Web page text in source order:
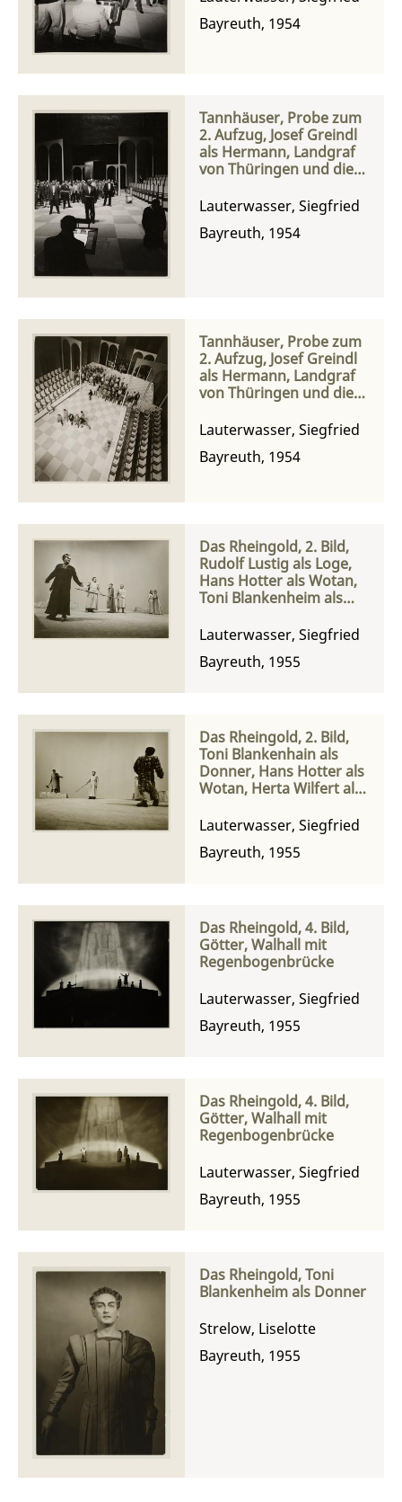
Bayreuth, 1954
Tannhäuser, Probe zum
2. Aufzug, Josef Greindl
als Hermann, Landgraf
von Thüringen und die
Lauterwasser, Siegfried
Bayreuth, 1954
Tannhäuser, Probe zum
2. Aufzug, Josef Greindl
als Hermann, Landgraf
von Thüringen und die
Lauterwasser, Siegfried
Bayreuth, 1954
Das Rheingold, 2. Bild,
Rudolf Lustig als Loge,
Hans Hotter als Wotan,
Toni Blankenheim als
Froh, Herta Wilfert als
Freia, Georgine von
Milinkovič als Fricka
Lauterwasser, Siegfried
Bayreuth, 1955
Das Rheingold, 2. Bild,
Toni Blankenhain als
Donner, Hans Hotter als
Wotan, Herta Wilfert als
Fafner
Lauterwasser, Siegfried
Bayreuth, 1955
Das Rheingold, 4. Bild,
Götter, Walhall mit
Regenbogenbrücke
Lauterwasser, Siegfried
Bayreuth, 1955
Das Rheingold, 4. Bild,
Götter, Walhall mit
Regenbogenbrücke
Lauterwasser, Siegfried
Bayreuth, 1955
Das Rheingold, Toni
Blankenheim als Donner
Strelow, Liselotte
Bayreuth, 1955